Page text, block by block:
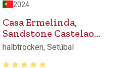
2024
Casa Ermelinda,
Sandstone Castelao
Shiraz, VR Península de
halbtrocken, Setúbal